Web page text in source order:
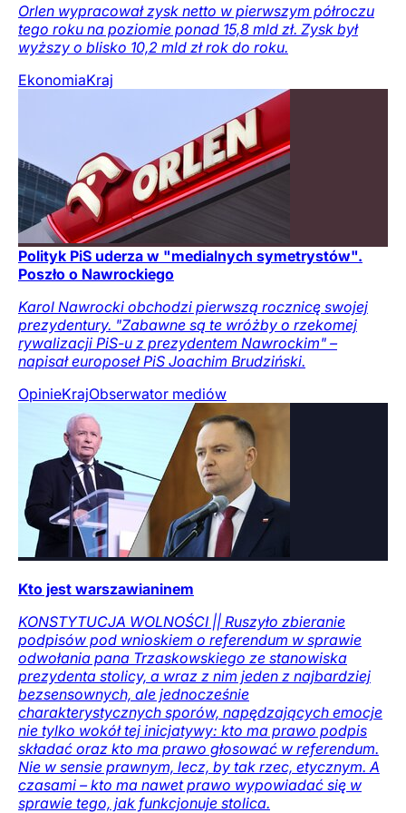
Orlen wypracował zysk netto w pierwszym półroczu
tego roku na poziomie ponad 15,8 mld zł. Zysk był
wyższy o blisko 10,2 mld zł rok do roku.
EkonomiaKraj
Polityk PiS uderza w "medialnych symetrystów".
Poszło o Nawrockiego
Karol Nawrocki obchodzi pierwszą rocznicę swojej
prezydentury. "Zabawne są te wróżby o rzekomej
rywalizacji PiS-u z prezydentem Nawrockim" –
napisał europoseł PiS Joachim Brudziński.
OpinieKrajObserwator mediów
Kto jest warszawianinem
KONSTYTUCJA WOLNOŚCI || Ruszyło zbieranie
podpisów pod wnioskiem o referendum w sprawie
odwołania pana Trzaskowskiego ze stanowiska
prezydenta stolicy, a wraz z nim jeden z najbardziej
bezsensownych, ale jednocześnie
charakterystycznych sporów, napędzających emocje
nie tylko wokół tej inicjatywy: kto ma prawo podpis
składać oraz kto ma prawo głosować w referendum.
Nie w sensie prawnym, lecz, by tak rzec, etycznym. A
czasami – kto ma nawet prawo wypowiadać się w
sprawie tego, jak funkcjonuje stolica.